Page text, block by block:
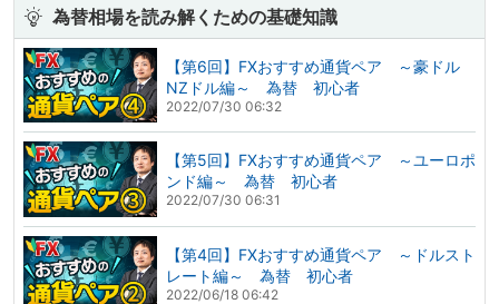
為替相場を読み解くための基礎知識
【第6回】FXおすすめ通貨ペア ～豪ドル
NZドル編～ 為替 初心者
2022/07/30 06:32
【第5回】FXおすすめ通貨ペア ～ユーロポ
ンド編～ 為替 初心者
2022/07/30 06:31
【第4回】FXおすすめ通貨ペア ～ドルスト
レート編～ 為替 初心者
2022/06/18 06:42